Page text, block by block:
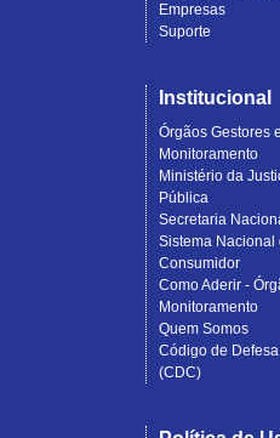
Empresas
Suporte
Institucional
Órgãos Gestores
Monitoramento
Ministério da
Pública
Secretaria
Sistema Nacional
Consumidor
Como Aderir -
Monitoramento
Quem Somos
Código de
(CDC)